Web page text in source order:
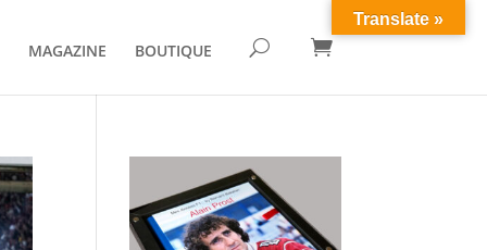
MAGAZINE BOUTIQUE U 
Translate »